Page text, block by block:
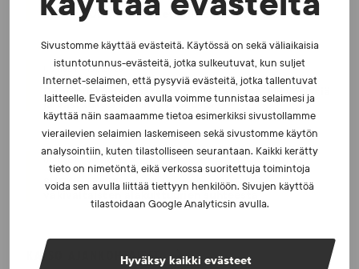
Sivustomme käyttää evästeitä. Käytössä on sekä väliaikaisia
istuntotunnus-evästeitä, jotka sulkeutuvat, kun suljet
Internet-selaimen, että pysyviä evästeitä, jotka tallentuvat
laitteelle. Evästeiden avulla voimme tunnistaa selaimesi ja
käyttää näin saamaamme tietoa esimerkiksi sivustollamme
vierailevien selaimien laskemiseen sekä sivustomme käytön
analysointiin, kuten tilastolliseen seurantaan. Kaikki kerätty
tieto on nimetöntä, eikä verkossa suoritettuja toimintoja
voida sen avulla liittää tiettyyn henkilöön. Sivujen käyttöä
tilastoidaan Google Analyticsin avulla.
Hyväksy kaikki evästeet
Iljukov SUEKin lääketieteelliseksi asiantuntijaksi
UUTISET - 16.7.2026
Dopingrikkomuspäätösten julkistaminen: kysymyksiä
ja vastauksia EUT:n ratkaisusta
UUTISET - 30.6.2026
SUEKin sivuilla uusi blogisarja urheilun ja
väkivaltaisten alakulttuurien suhteesta
KATSO AJANKOHTAISET